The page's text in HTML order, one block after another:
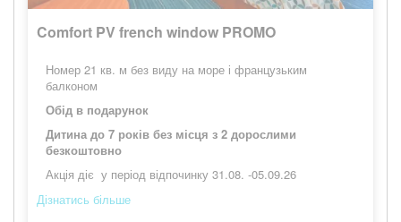
Comfort PV french window PROMO
Номер 21 кв. м без виду на море і французьким
балконом
Обід в подарунок
Дитина до 7 років без місця з 2 дорослими
безкоштовно
Акція діє у період відпочинку 31.08. -05.09.26
Дізнатись більше